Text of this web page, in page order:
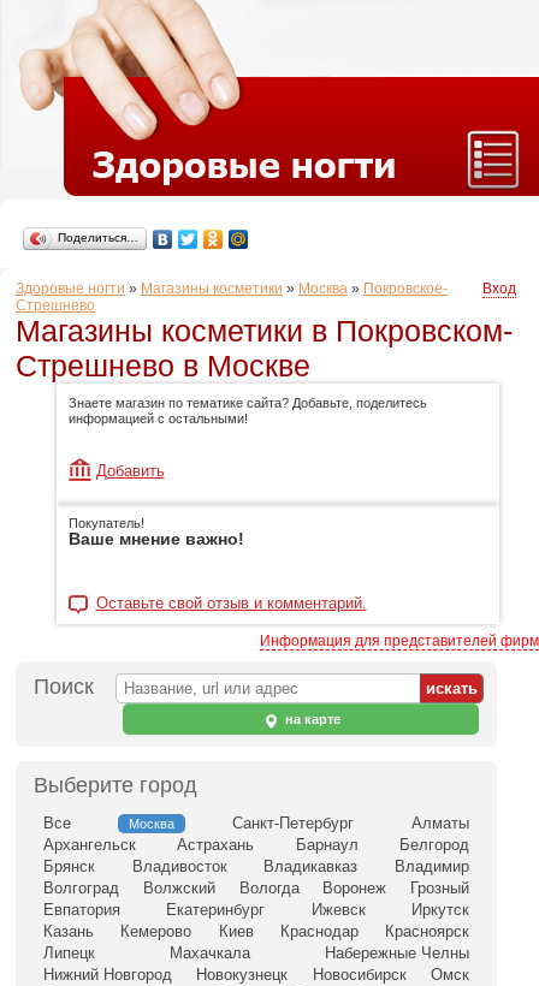
Поделиться…
Здоровые ногти » Магазины косметики » Москва » Покровское-
Стрешнево
Вход
Магазины косметики в Покровском-
Стрешнево в Москве
Знаете магазин по тематике сайта? Добавьте, поделитесь
информацией с остальными!
Добавить
Покупатель!
Ваше мнение важно!
Оставьте свой отзыв и комментарий.
Информация для представителей фирм
Поиск
на карте
Выберите город
Все Москва Санкт-Петербург
Алматы
Архангельск
Астрахань Барнаул
Белгород
Брянск
Владивосток Владикавказ
Владимир
Волгоград
Волжский Вологда Воронеж
Грозный
Евпатория
Екатеринбург Ижевск
Иркутск
Казань
Кемерово Киев Краснодар
Красноярск
Липецк
Махачкала
Набережные Челны
Нижний Новгород
Новокузнецк Новосибирск
Омск